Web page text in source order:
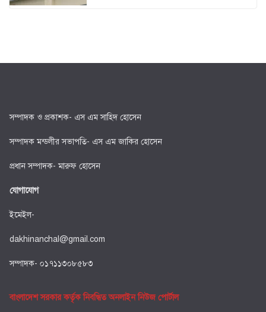
সম্পাদক ও প্রকাশক- এস এম সাহিদ হোসেন
সম্পাদক মন্ডলীর সভাপতি- এস এম জাকির হোসেন
প্রধান সম্পাদক- মারুফ হোসেন
যোগাযোগ
ইমেইল-
dakhinanchal@gmail.com
সম্পাদক- ০১৭১১৩০৮৫৮৩
বাংলাদেশ সরকার কর্তৃক নিবন্ধিত অনলাইন নিউজ পোর্টাল